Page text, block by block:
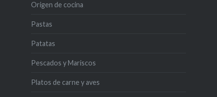
Origen de cocina
Pastas
Patatas
Pescados y Mariscos
Platos de carne y aves